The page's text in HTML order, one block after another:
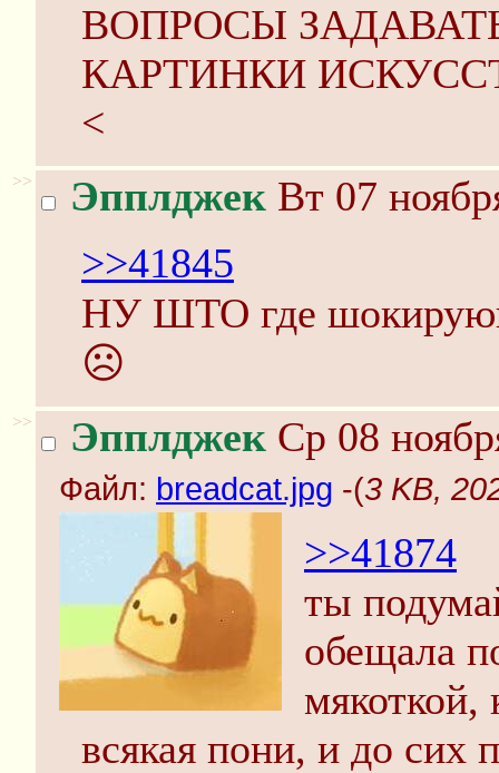
ВОПРОСЫ
КАРТИНКИ
<
>> Эпплджек Вт 07
>>41845
НУ ШТО где
☹️
>> Эпплджек Ср 08
Файл: breadcat.jpg -(3 KB,
>>41874
ты
обещала
мякоткой,
всякая пони, и до сих